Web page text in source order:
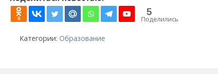
5
5
Поделились
Категории: Образование